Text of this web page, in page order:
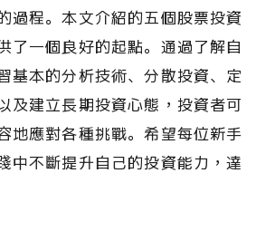
過程。本文介紹的五個股票投資
了一個良好的起點。通過了解自
基本的分析技術、分散投資、定
及建立長期投資心態，投資者可
地應對各種挑戰。希望每位新手
中不斷提升自己的投資能力，達